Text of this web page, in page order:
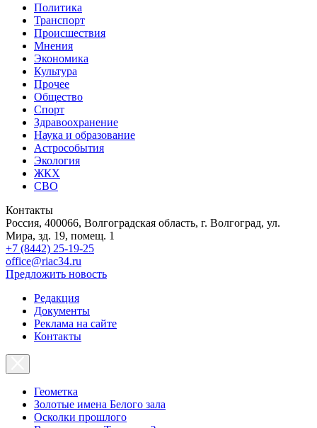
Политика
Транспорт
Происшествия
Мнения
Экономика
Культура
Прочее
Общество
Спорт
Здравоохранение
Наука и образование
Астрособытия
Экология
ЖКХ
СВО
Контакты
Россия, 400066, Волгоградская область, г. Волгоград, ул.
Мира, зд. 19, помещ. 1
+7 (8442) 25-19-25
office@riac34.ru
Предложить новость
Редакция
Документы
Реклама на сайте
Контакты
Геометка
Золотые имена Белого зала
Осколки прошлого